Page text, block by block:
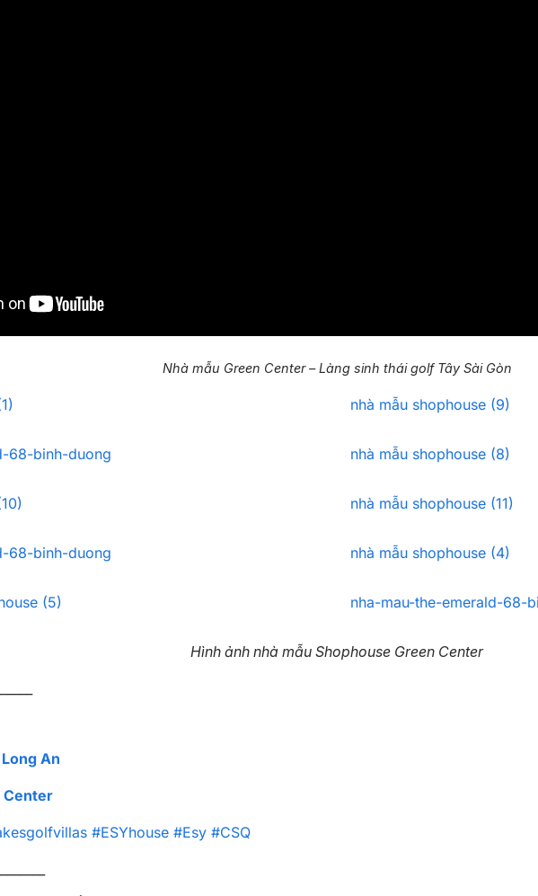
Nhà mẫu Green Center – Làng sinh thái golf Tây Sài Gòn
nhà mẫu shophouse (9)
68-binh-duong nhà mẫu shophouse (8)
nhà mẫu shophouse (11)
68-binh-duong nhà mẫu shophouse (4)
(5) nha-mau-the-emerald-68-
Hình ảnh nhà mẫu Shophouse Green Center
An
Center
#ESYhouse #Esy #CSQ